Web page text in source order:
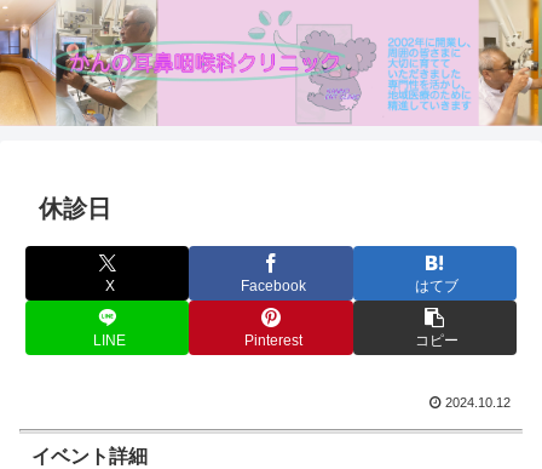
休診日
X Facebook はてブ
LINE Pinterest コピー
2024.10.12
イベント詳細